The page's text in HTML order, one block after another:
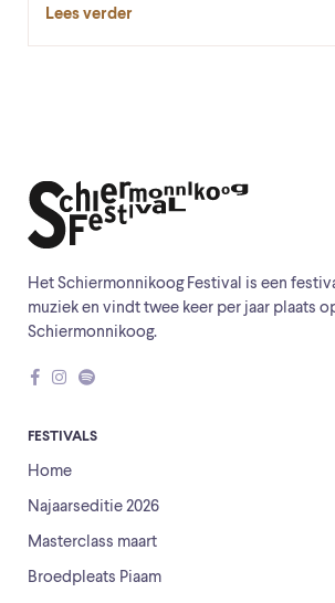
Lees verder
Het Schiermonnikoog Festival is een
muziek en vindt twee keer per jaar plaats
Schiermonnikoog.
FESTIVALS
Home
Najaarseditie 2026
Masterclass maart
Broedpleats Piaam